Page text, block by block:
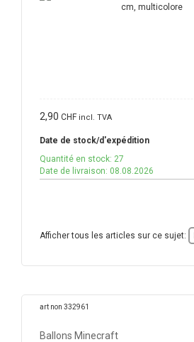
2,90 CHF incl. TVA
Date de stock/d'expédition
Quantité en stock: 27
Date de livraison: 08.08.2026
Afficher tous les articles sur ce sujet:
art non 332961
Ballons Minecraft